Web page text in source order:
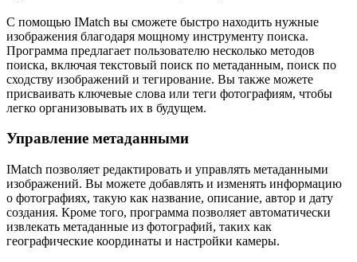
С помощью IMatch вы сможете быстро находить нужные
изображения благодаря мощному инструменту поиска.
Программа предлагает пользователю несколько методов
поиска, включая текстовый поиск по метаданным, поиск по
сходству изображений и тегирование. Вы также можете
присваивать ключевые слова или теги фотографиям, чтобы
легко организовывать их в будущем.
Управление метаданными
IMatch позволяет редактировать и управлять метаданными
изображений. Вы можете добавлять и изменять информацию
о фотографиях, такую как название, описание, автор и дату
создания. Кроме того, программа позволяет автоматически
извлекать метаданные из фотографий, таких как
географические координаты и настройки камеры.